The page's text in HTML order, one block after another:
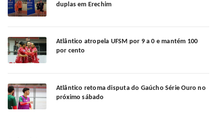
duplas em Erechim
Atlântico atropela UFSM por 9 a 0 e mantém 100
por cento
Atlântico retoma disputa do Gaúcho Série Ouro no
próximo sábado